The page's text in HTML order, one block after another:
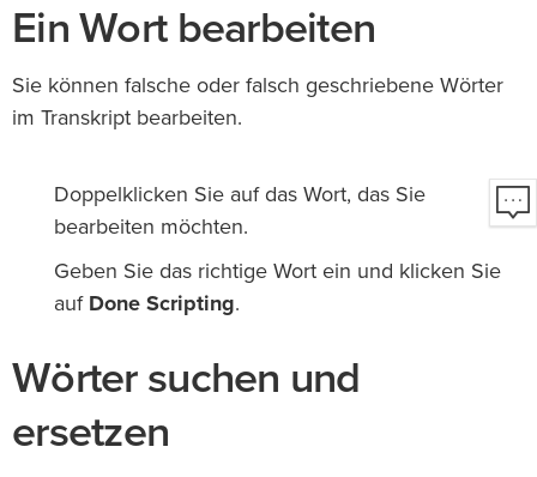
Ein Wort bearbeiten
Sie können falsche oder falsch geschriebene Wörter
im Transkript bearbeiten.
Doppelklicken Sie auf das Wort, das Sie
bearbeiten möchten.
Geben Sie das richtige Wort ein und klicken Sie
auf Done Scripting.
Wörter suchen und
ersetzen